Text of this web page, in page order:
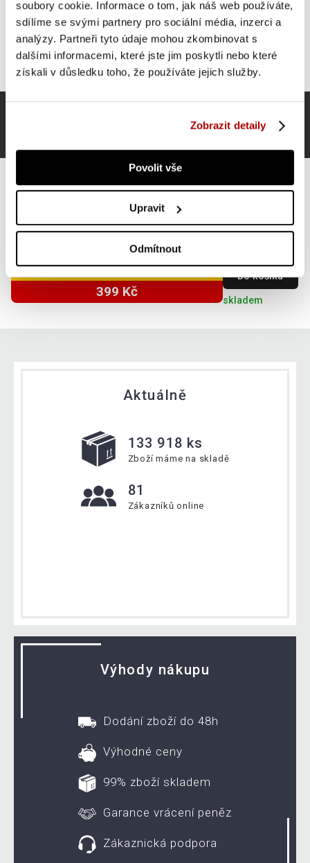
soubory cookie. Informace o tom, jak náš web používáte,
sdílíme se svými partnery pro sociální média, inzerci a
analýzy. Partneři tyto údaje mohou zkombinovat s
dalšími informacemi, které jste jim poskytli nebo které
získali v důsledku toho, že používáte jejich služby.
Zobrazit detaily
Povolit vše
Upravit
Odmítnout
Gorilla Sports Slamball medicinbal, černý, 5 kg
399 Kč
Do košíku
skladem
Aktuálně
133 918 ks
Zboží máme na skladě
81
Zákazníků online
Výhody nákupu
Dodání zboží do 48h
Výhodné ceny
99% zboží skladem
Garance vrácení peněz
Zákaznická podpora